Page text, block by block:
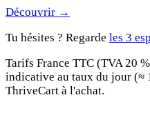
Découvrir →
Tu hésites ? Regarde les 3
Tarifs France TTC (TVA 20
indicative au taux du jour
ThriveCart à l'achat.